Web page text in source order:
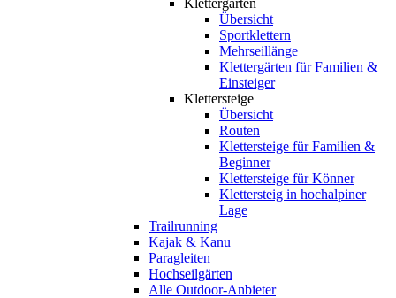
Klettergärten
Übersicht
Sportklettern
Mehrseillänge
Klettergärten für Familien &
Einsteiger
Klettersteige
Übersicht
Routen
Klettersteige für Familien &
Beginner
Klettersteige für Könner
Klettersteig in hochalpiner
Lage
Trailrunning
Kajak & Kanu
Paragleiten
Hochseilgärten
Alle Outdoor-Anbieter